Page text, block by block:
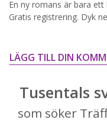
En ny romans är bara
Gratis registrering. Dyk
LÄGG TILL DIN
Tusentals
som söker